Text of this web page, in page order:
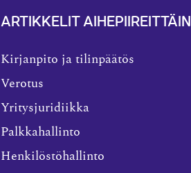
ARTIKKELIT AIHEPIIREITTÄIN
Kirjanpito ja tilinpäätös
Verotus
Yritysjuridiikka
Palkkahallinto
Henkilöstöhallinto